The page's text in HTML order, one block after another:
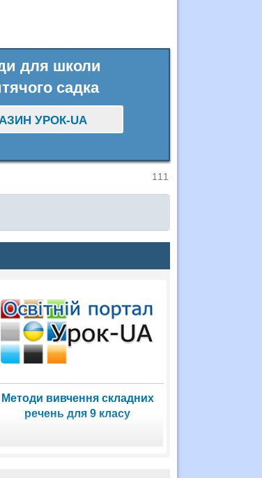
для школи
садка
УРОК-UA
111
Методи вивчення складних
речень для 9 класу